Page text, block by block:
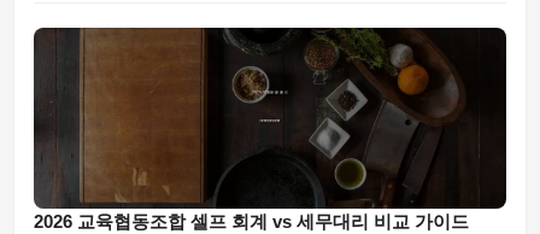
2026 교육협동조합 셀프 회계 vs 세무대리 비교 가이드